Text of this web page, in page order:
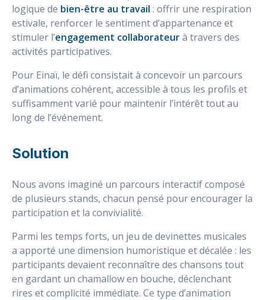
logique de bien-être au travail : offrir une respiration
estivale, renforcer le sentiment d’appartenance et
stimuler l’engagement collaborateurà travers des
activités participatives.
Pour Einaï, le défi consistait à concevoir un parcours
d’animations cohérent, accessible à tous les profils et
suffisamment varié pour maintenir l’intérêt tout au
long de l’événement.
Solution
Nous avons imaginé un parcours interactif composé
de plusieurs stands, chacun pensé pour encourager la
participation et la convivialité.
Parmi les temps forts, un jeu de devinettes musicales
a apporté une dimension humoristique et décalée : les
participants devaient reconnaître des chansons tout
en gardant un chamallow en bouche, déclenchant
rires et complicité immédiate. Ce type d’animation